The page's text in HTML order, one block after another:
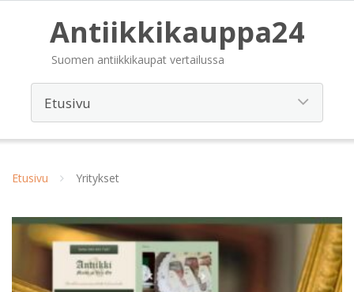
Antiikkikauppa24
Suomen antiikkikaupat vertailussa
Etusivu Yritykset